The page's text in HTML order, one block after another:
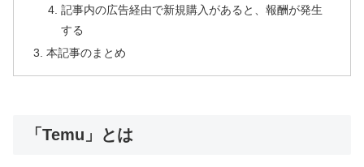
記事内の広告経由で新規購入があると、報酬が発生
する
本記事のまとめ
「Temu」とは